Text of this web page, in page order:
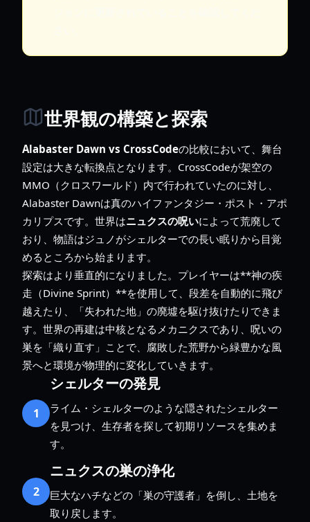
世界観の構築と探索
Alabaster Dawn vs CrossCodeの比較において、舞台
設定は大きな転換点となります。CrossCodeが架空の
MMO（クロスワールド）内で行われていたのに対し、
Alabaster Dawnは真のハイファンタジー・ポスト・アポ
カリプスです。世界はニュクスの呪いによって荒廃して
おり、物語はジュノがシェルターでの長い眠りから目覚
めるところから始まります。
探索はより垂直的になりました。プレイヤーは**神の疾
走（Divine Sprint）**を使用して、段差を自動的に飛び
越えたり、「失われた地」の廃墟を駆け抜けたりできま
す。世界の再建は中核となるメカニクスであり、呪いの
巣を「織り直す」ことで、腐敗した荒野から緑豊かな風
景へと環境が物理的に変化していきます。
1
シェルターの発見
ライム・シェルターのような隠されたシェルター
を見つけ、生存者を探して初期リソースを集めま
す。
2
ニュクスの巣の浄化
巨大なハチなどの「巣の守護者」を倒し、土地を
取り戻します。